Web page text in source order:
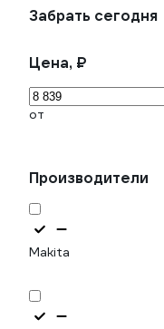
Забрать сегодня
Цена, ₽
от
Производители
Makita